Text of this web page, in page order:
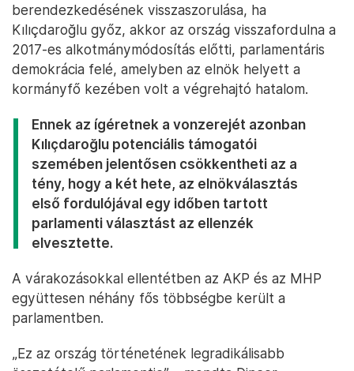
berendezkedésének visszaszorulása, ha
Kılıçdaroğlu győz, akkor az ország visszafordulna a
2017-es alkotmánymódosítás előtti, parlamentáris
demokrácia felé, amelyben az elnök helyett a
kormányfő kezében volt a végrehajtó hatalom.
Ennek az ígéretnek a vonzerejét azonban
Kılıçdaroğlu potenciális támogatói
szemében jelentősen csökkentheti az a
tény, hogy a két hete, az elnökválasztás
első fordulójával egy időben tartott
parlamenti választást az ellenzék
elvesztette.
A várakozásokkal ellentétben az AKP és az MHP
együttesen néhány fős többségbe került a
parlamentben.
„Ez az ország történetének legradikálisabb